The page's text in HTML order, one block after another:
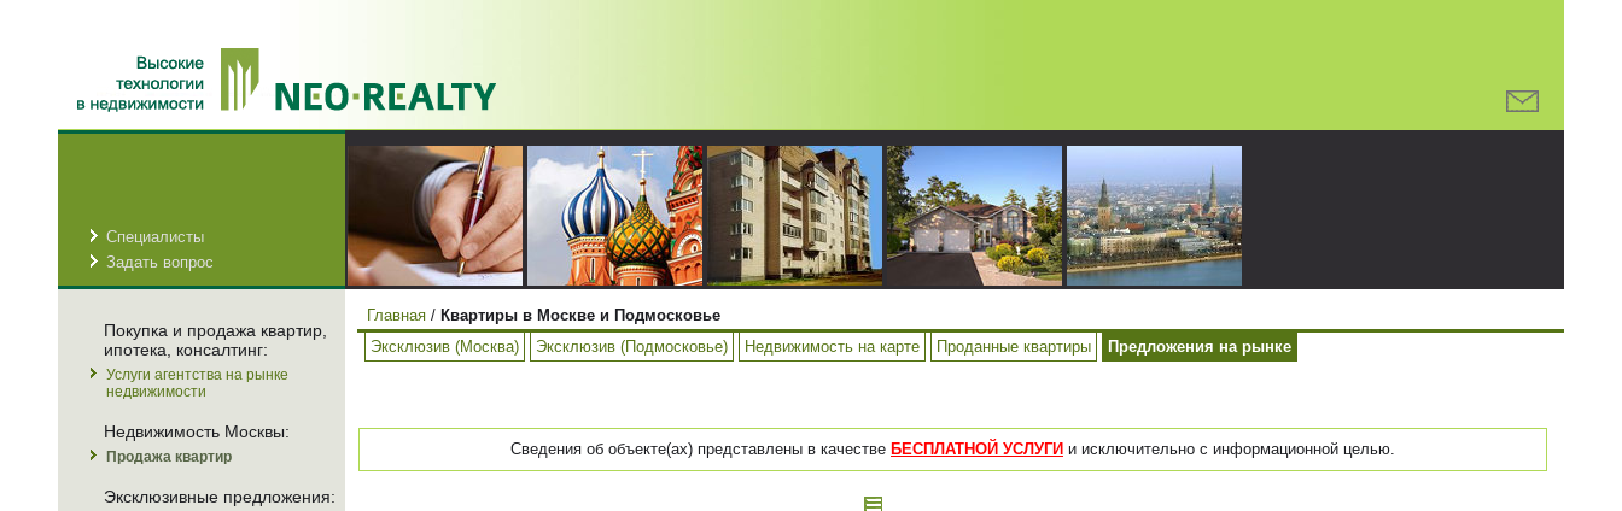
Специалисты
Задать вопрос
Покупка и продажа квартир,
ипотека, консалтинг:
Услуги агентства на рынке
недвижимости
Недвижимость Москвы:
Продажа квартир
Эксклюзивные предложения:
Главная / Квартиры в Москве и Подмосковье
Эксклюзив (Москва)
Эксклюзив (Подмосковье) Недвижимость на карте Проданные квартиры Предложения на рынке
Сведения об объекте(ах) представлены в качестве БЕСПЛАТНОЙ УСЛУГИ и исключительно с информационной целью.